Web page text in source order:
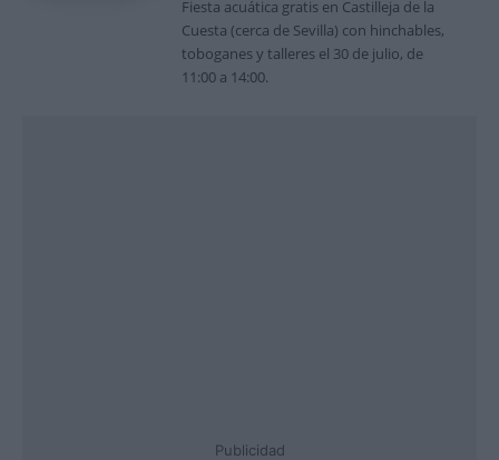
Fiesta acuática gratis en Castilleja de la
Cuesta (cerca de Sevilla) con hinchables,
toboganes y talleres el 30 de julio, de
11:00 a 14:00.
Publicidad